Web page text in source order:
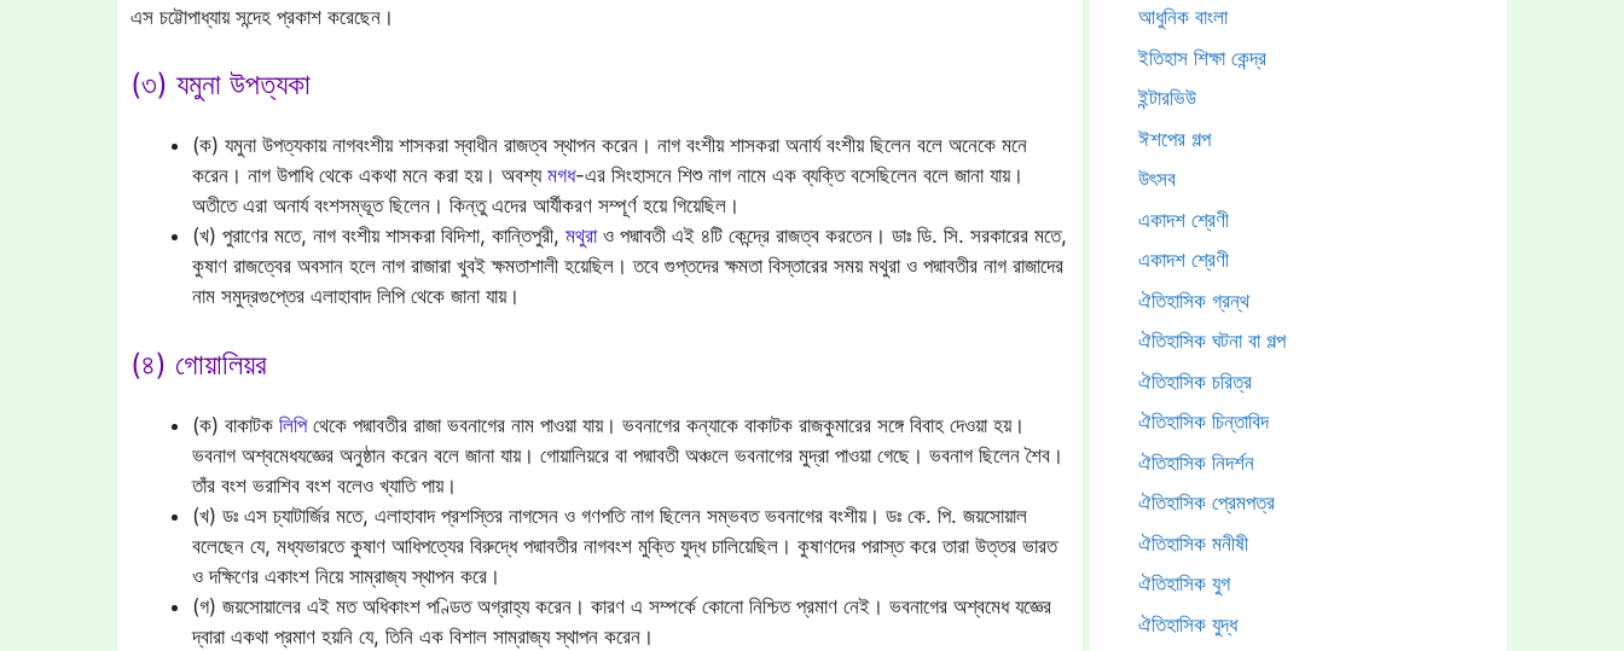
এস চট্টোপাধ্যায় সন্দেহ প্রকাশ করেছেন।
(৩) যমুনা উপত্যকা
(ক) যমুনা উপত্যকায় নাগবংশীয় শাসকরা স্বাধীন রাজত্ব স্থাপন করেন। নাগ বংশীয় শাসকরা অনার্য বংশীয় ছিলেন বলে অনেকে মনে
করেন। নাগ উপাধি থেকে একথা মনে করা হয়। অবশ্য মগধ-এর সিংহাসনে শিশু নাগ নামে এক ব্যক্তি বসেছিলেন বলে জানা যায়।
অতীতে এরা অনার্য বংশসম্ভূত ছিলেন। কিন্তু এদের আর্যীকরণ সম্পূর্ণ হয়ে গিয়েছিল।
(খ) পুরাণের মতে, নাগ বংশীয় শাসকরা বিদিশা, কান্তিপুরী, মথুরাও পদ্মাবতী এই ৪টি কেন্দ্রে রাজত্ব করতেন। ডাঃ ডি. সি. সরকারের মতে,
কুষাণ রাজত্বের অবসান হলে নাগ রাজারা খুবই ক্ষমতাশালী হয়েছিল। তবে গুপ্তদের ক্ষমতা বিস্তারের সময় মথুরা ও পদ্মাবতীর নাগ রাজাদের
নাম সমুদ্রগুপ্তের এলাহাবাদ লিপি থেকে জানা যায়।
(৪) গোয়ালিয়র
(ক) বাকাটক লিপিথেকে পদ্মাবতীর রাজা ভবনাগের নাম পাওয়া যায়। ভবনাগের কন্যাকে বাকাটক রাজকুমারের সঙ্গে বিবাহ দেওয়া হয়।
ভবনাগ অশ্বমেধযজ্ঞের অনুষ্ঠান করেন বলে জানা যায়। গোয়ালিয়রে বা পদ্মাবতী অঞ্চলে ভবনাগের মুদ্রা পাওয়া গেছে। ভবনাগ ছিলেন শৈব।
তাঁর বংশ ভরাশিব বংশ বলেও খ্যাতি পায়।
(খ) ডঃ এস চ্যাটার্জির মতে, এলাহাবাদ প্রশস্তির নাগসেন ও গণপতি নাগ ছিলেন সম্ভবত ভবনাগের বংশীয়। ডঃ কে. পি. জয়সোয়াল
বলেছেন যে, মধ্যভারতে কুষাণ আধিপত্যের বিরুদ্ধে পদ্মাবতীর নাগবংশ মুক্তি যুদ্ধ চালিয়েছিল। কুষাণদের পরাস্ত করে তারা উত্তর ভারত
ও দক্ষিণের একাংশ নিয়ে সাম্রাজ্য স্থাপন করে।
(গ) জয়সোয়ালের এই মত অধিকাংশ পণ্ডিত অগ্রাহ্য করেন। কারণ এ সম্পর্কে কোনো নিশ্চিত প্রমাণ নেই। ভবনাগের অশ্বমেধ যজ্ঞের
দ্বারা একথা প্রমাণ হয়নি যে, তিনি এক বিশাল সাম্রাজ্য স্থাপন করেন।
আধুনিক বাংলা
ইতিহাস শিক্ষা কেন্দ্র
ইন্টারভিউ
ঈশপের গল্প
উৎসব
একাদশ শ্রেণী
একাদশ শ্রেণী
ঐতিহাসিক গ্রন্থ
ঐতিহাসিক ঘটনা বা গল্প
ঐতিহাসিক চরিত্র
ঐতিহাসিক চিন্তাবিদ
ঐতিহাসিক নিদর্শন
ঐতিহাসিক প্রেমপত্র
ঐতিহাসিক মনীষী
ঐতিহাসিক যুগ
ঐতিহাসিক যুদ্ধ